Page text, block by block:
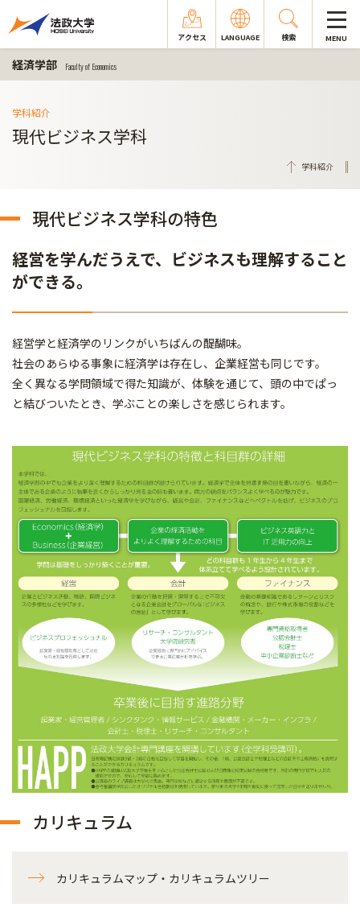
アクセス LANGUAGE 検索 MENU
経済学部 Faculty of Economics
学科紹介
現代ビジネス学科
学科紹介
現代ビジネス学科の特色
経営を学んだうえで、ビジネスも理解すること
ができる。
経営学と経済学のリンクがいちばんの醍醐味。
社会のあらゆる事象に経済学は存在し、企業経営も同じです。
全く異なる学問領域で得た知識が、体験を通じて、頭の中でぱっ
と結びついたとき、学ぶことの楽しさを感じられます。
カリキュラム
カリキュラムマップ・カリキュラムツリー